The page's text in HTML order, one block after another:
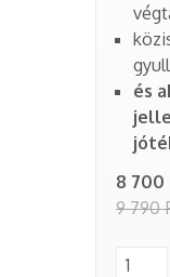
és
8 700
9 790